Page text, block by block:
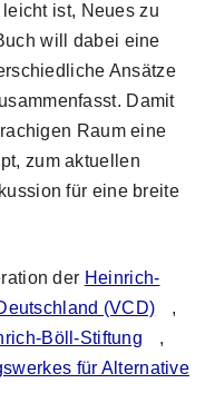
ist, Neues zu
will dabei eine
Ansätze
Damit
Raum eine
zum aktuellen
für eine breite
der Heinrich-
(VCD)
,
Böll-Stiftung
,
für Alternative